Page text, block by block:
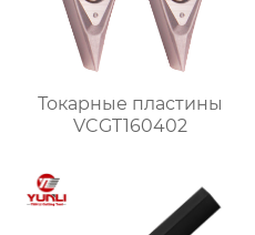
Токарные пластины
VCGT160402